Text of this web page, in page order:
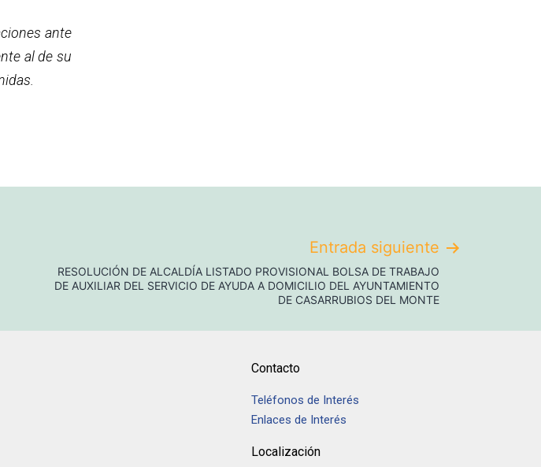
ante
al de su
Entrada siguiente
RESOLUCIÓN DE ALCALDÍA LISTADO PROVISIONAL BOLSA DE TRABAJO
DE AUXILIAR DEL SERVICIO DE AYUDA A DOMICILIO DEL AYUNTAMIENTO
DE CASARRUBIOS DEL MONTE
Contacto
Teléfonos de Interés
Enlaces de Interés
Localización